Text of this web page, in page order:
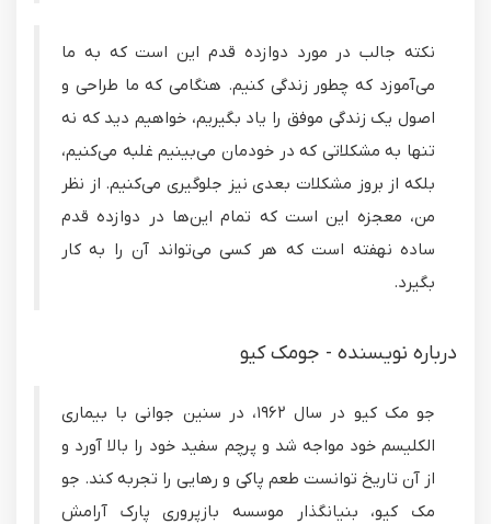
نکته جالب در مورد دوازده قدم این است که به ما
می‌آموزد که چطور زندگی کنیم. هنگامی که ما طراحی و
اصول یک زندگی موفق را یاد بگیریم، خواهیم دید که نه
تنها به مشکلاتی که در خودمان می‌بینیم غلبه می‌کنیم،
بلکه از بروز مشکلات بعدی نیز جلوگیری می‌کنیم. از نظر
من، معجزه این است که تمام این‌ها در دوازده قدم
ساده نهفته است که هر کسی می‌تواند آن را به کار
بگیرد.
درباره نویسنده - جومک کیو
جو مک کیو در سال ١٩۶٢، در سنین جوانی با بیماری
الکلیسم خود مواجه شد و پرچم سفید خود را بالا آورد و
از آن تاریخ توانست طعم پاکی و رهایی را تجربه کند. جو
مک کیو، بنیانگذار موسسه بازپروری پارک آرامش